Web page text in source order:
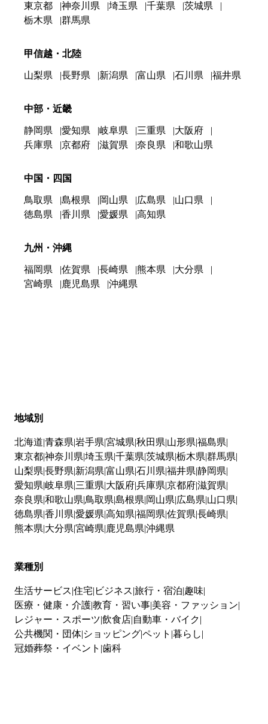
東京都 神奈川県 埼玉県 千葉県
茨城県
栃木県
群馬県
甲信越・北陸
山梨県 長野県 新潟県 富山県 石川県 福井県
中部・近畿
静岡県 愛知県 岐阜県 三重県
大阪府
兵庫県
京都府 滋賀県 奈良県 和歌山県
中国・四国
鳥取県 島根県 岡山県 広島県
山口県
徳島県
香川県 愛媛県 高知県
九州・沖縄
福岡県 佐賀県 長崎県 熊本県
大分県
宮崎県
鹿児島県 沖縄県
地域別
北海道 青森県 岩手県 宮城県 秋田県 山形県 福島県
東京都神奈川県 埼玉県 千葉県 茨城県 栃木県 群馬県
山梨県 長野県 新潟県 富山県 石川県 福井県 静岡県
愛知県 岐阜県 三重県 大阪府兵庫県 京都府滋賀県
奈良県 和歌山県 鳥取県 島根県 岡山県 広島県 山口県
徳島県 香川県 愛媛県 高知県 福岡県 佐賀県 長崎県
熊本県 大分県 宮崎県 鹿児島県 沖縄県
業種別
生活サービス 住宅 ビジネス 旅行・宿泊 趣味
医療・健康・介護教育・習い事 美容・ファッション
レジャー・スポーツ 飲食店 自動車・バイク
公共機関・団体 ショッピングペット 暮らし
冠婚葬祭・イベント 歯科